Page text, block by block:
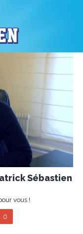
Sébastien
vous !
0